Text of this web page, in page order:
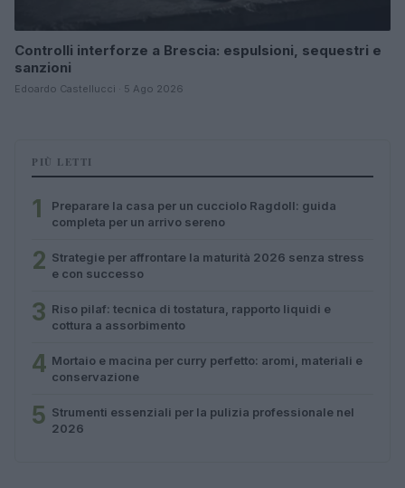
Controlli interforze a Brescia: espulsioni, sequestri e
sanzioni
Edoardo Castellucci · 5 Ago 2026
PIÙ LETTI
1
Preparare la casa per un cucciolo Ragdoll: guida
completa per un arrivo sereno
2 Strategie per affrontare la maturità 2026 senza stress
e con successo
3 Riso pilaf: tecnica di tostatura, rapporto liquidi e
cottura a assorbimento
4 Mortaio e macina per curry perfetto: aromi, materiali e
conservazione
5 Strumenti essenziali per la pulizia professionale nel
2026